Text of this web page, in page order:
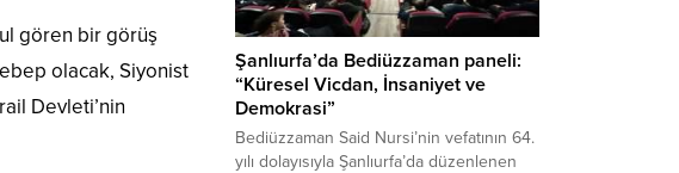
gören bir görüş
olacak, Siyonist
Devleti’nin
Şanlıurfa’da Bediüzzaman paneli:
“Küresel Vicdan, İnsaniyet ve
Demokrasi”
Bediüzzaman Said Nursi’nin vefatının 64.
yılı dolayısıyla Şanlıurfa’da düzenlenen